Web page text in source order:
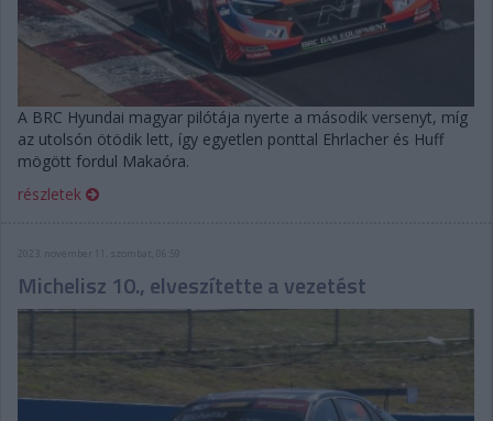
A BRC Hyundai magyar pilótája nyerte a második versenyt, míg
az utolsón ötödik lett, így egyetlen ponttal Ehrlacher és Huff
mögött fordul Makaóra.
részletek
2023. november 11. szombat, 06:59
Michelisz 10., elveszítette a vezetést